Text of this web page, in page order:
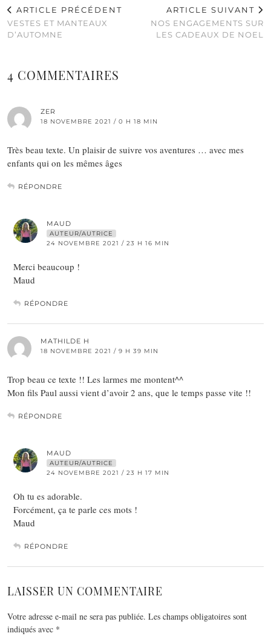
ARTICLE PRÉCÉDENT
VESTES ET MANTEAUX
D’AUTOMNE
ARTICLE SUIVANT
NOS ENGAGEMENTS SUR
LES CADEAUX DE NOEL
4 COMMENTAIRES
ZER
18 NOVEMBRE 2021 / 0 H 18 MIN
Très beau texte. Un plaisir de suivre vos aventures … avec mes
enfants qui on les mêmes âges
RÉPONDRE
MAUD
AUTEUR/AUTRICE
24 NOVEMBRE 2021 / 23 H 16 MIN
Merci beaucoup !
Maud
RÉPONDRE
MATHILDE H
18 NOVEMBRE 2021 / 9 H 39 MIN
Trop beau ce texte !! Les larmes me montent^^
Mon fils Paul aussi vient d’avoir 2 ans, que le temps passe vite !!
RÉPONDRE
MAUD
AUTEUR/AUTRICE
24 NOVEMBRE 2021 / 23 H 17 MIN
Oh tu es adorable.
Forcément, ça te parle ces mots !
Maud
RÉPONDRE
LAISSER UN COMMENTAIRE
Votre adresse e-mail ne sera pas publiée. Les champs obligatoires sont
indiqués avec *